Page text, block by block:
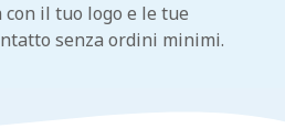
il tuo logo e le tue
senza ordini minimi.